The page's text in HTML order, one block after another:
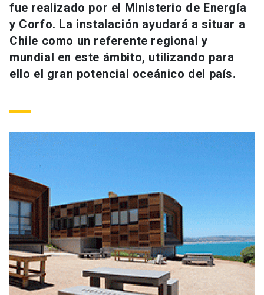
Estudiantes
Académicos
Personal
Padres y familia
Vecinos
ACCESOS DIRECTOS
Admisión launch
Medios Biblioteca launch
Donaciones
fue realizado por el Ministerio de Energía
y Corfo. La instalación ayudará a situar a
Chile como un referente regional y
mundial en este ámbito, utilizando para
ello el gran potencial oceánico del país.